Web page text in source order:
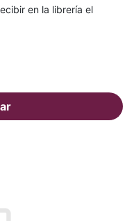
en la librería el